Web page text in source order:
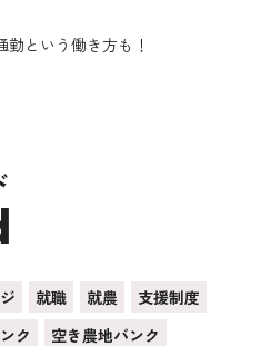
勤という働き方も！
就職 就農
支援制度
ク
空き農地バンク